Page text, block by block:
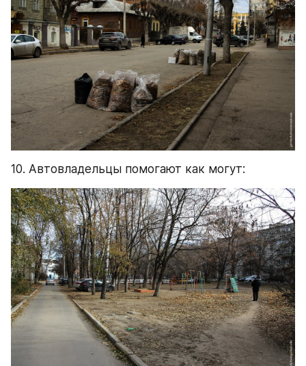
10. Автовладельцы помогают как могут: